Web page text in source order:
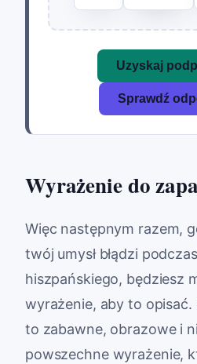
Uzyskaj
Sprawdź
Wyrażenie do
Więc następnym razem,
twój umysł błądzi
hiszpańskiego, będziesz
wyrażenie, aby to opisać.
to zabawne, obrazowe i
powszechne wyrażenie,